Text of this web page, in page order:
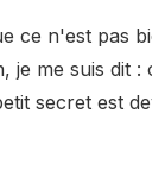
ce n'est pas
je me suis dit
secret est